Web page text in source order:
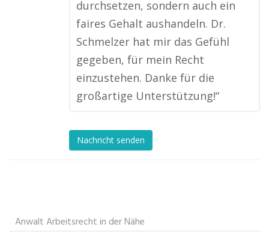
durchsetzen, sondern auch ein
faires Gehalt aushandeln. Dr.
Schmelzer hat mir das Gefühl
gegeben, für mein Recht
einzustehen. Danke für die
großartige Unterstützung!“
Nachricht senden
Anwalt Arbeitsrecht in der Nähe